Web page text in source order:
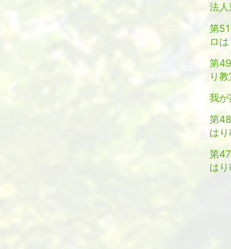
法人
第
ロ
第
り
我
第
は
第
は